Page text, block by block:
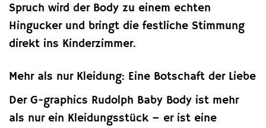
Spruch wird der Body zu einem echten
Hingucker und bringt die festliche Stimmung
direkt ins Kinderzimmer.
Mehr als nur Kleidung: Eine Botschaft der Liebe
Der G-graphics Rudolph Baby Body ist mehr
als nur ein Kleidungsstück – er ist eine